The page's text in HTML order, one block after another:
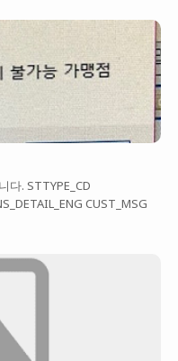
다. STTYPE_CD
CUST_MSG